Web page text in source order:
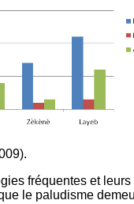
fréquentes et
le paludisme